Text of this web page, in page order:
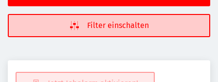
Filter einschalten